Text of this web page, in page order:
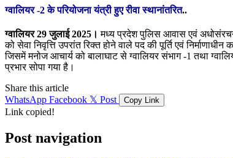
ग्वालियर -2 के परियोजना यंत्री हुए रीवा स्थानांतरित..
ग्वालियर 29 जुलाई 2025। मध्य प्रदेश पुलिस आवास एवं अधोसंरचना
को सेवा निवृत्ति उपरांत रिक्त होने वाले पद की पूर्ति एवं
जिसमें मनोज आचार्य को बालाघाट से ग्वालियर संभाग -1 तथा
प्रभार सोपा गया है।
Share this article
WhatsApp Facebook 𝕏 Post Copy Link
Link copied!
Post navigation